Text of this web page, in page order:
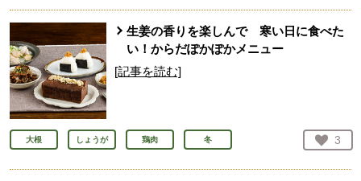
生姜の香りを楽しんで 寒い日に食べた
い！からだぽかぽかメニュー
[記事を読む]
大根 しょうが 鶏肉 冬 お気
3
人